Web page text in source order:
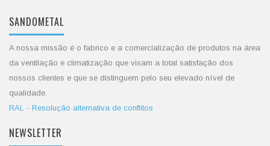
SANDOMETAL
A nossa missão é o fabrico e a comercialização de produtos na área
da ventilação e climatização que visam a total satisfação dos
nossos clientes e que se distinguem pelo seu elevado nível de
qualidade.
RAL - Resolução alternativa de conflitos
NEWSLETTER